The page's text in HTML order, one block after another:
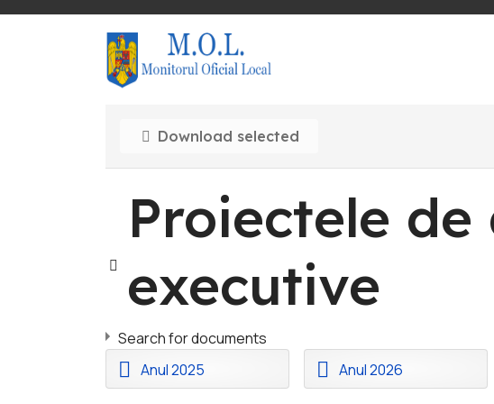
Download selected
Image
Proiectele
executive
Search for documents
o
Anul 2025
o
Anul 2026